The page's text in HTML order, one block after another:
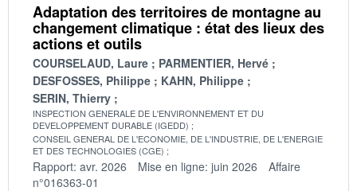
Adaptation des territoires de montagne au
changement climatique : état des lieux des
actions et outils
COURSELAUD, Laure
PARMENTIER, Hervé
DESFOSSES, Philippe
KAHN, Philippe
SERIN, Thierry
INSPECTION GENERALE DE L'ENVIRONNEMENT ET DU
DEVELOPPEMENT DURABLE (IGEDD)
CONSEIL GENERAL DE L'ECONOMIE, DE L'INDUSTRIE, DE L'ENERGIE
ET DES TECHNOLOGIES (CGE)
Rapport: avr. 2026 Mise en ligne: juin 2026
Affaire
n°016363-01